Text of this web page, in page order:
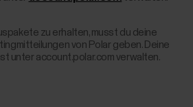
zu erhalten, musst du deine
von Polar geben. Deine
unter account.polar.com verwalten.